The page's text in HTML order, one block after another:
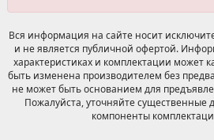
Вся информация на сайте носит
и не является публичной офертой.
характеристиках и комплектации может
быть изменена производителем без
не может быть основанием для
Пожалуйста, уточняйте существенные
компоненты